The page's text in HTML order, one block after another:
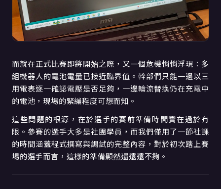
而就在正式比賽即將開始之際，又一個危機悄悄浮現：多
組機器人的電池電量已接近臨界值。幹部們只能一邊以三
用電表逐一確認電壓是否足夠，一邊輪流替換仍在充電中
的電池，現場的緊繃程度可想而知。
這些問題的根源，在於選手的賽前準備時間實在過於有
限。參賽的選手大多是社團學員，而我們僅用了一節社課
的時間涵蓋程式撰寫與調試的完整內容，對於初次踏上賽
場的選手而言，這樣的準備顯然還遠遠不夠。